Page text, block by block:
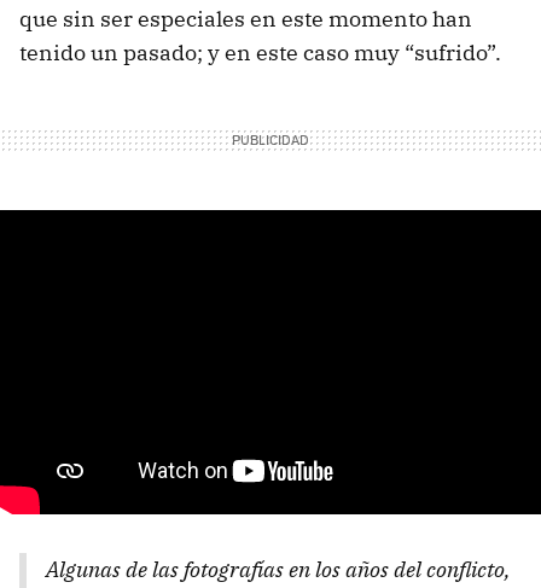
que sin ser especiales en este momento han
tenido un pasado; y en este caso muy “sufrido”.
Algunas de las fotografías en los años del conflicto,